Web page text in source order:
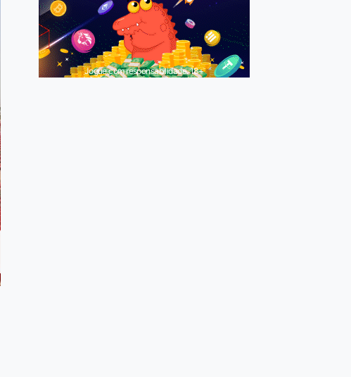
Jogue com responsabilidade. 18+